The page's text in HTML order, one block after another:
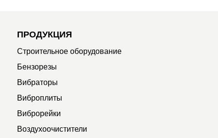
ПРОДУКЦИЯ
Строительное оборудование
Бензорезы
Вибраторы
Виброплиты
Виброрейки
Воздухоочистители